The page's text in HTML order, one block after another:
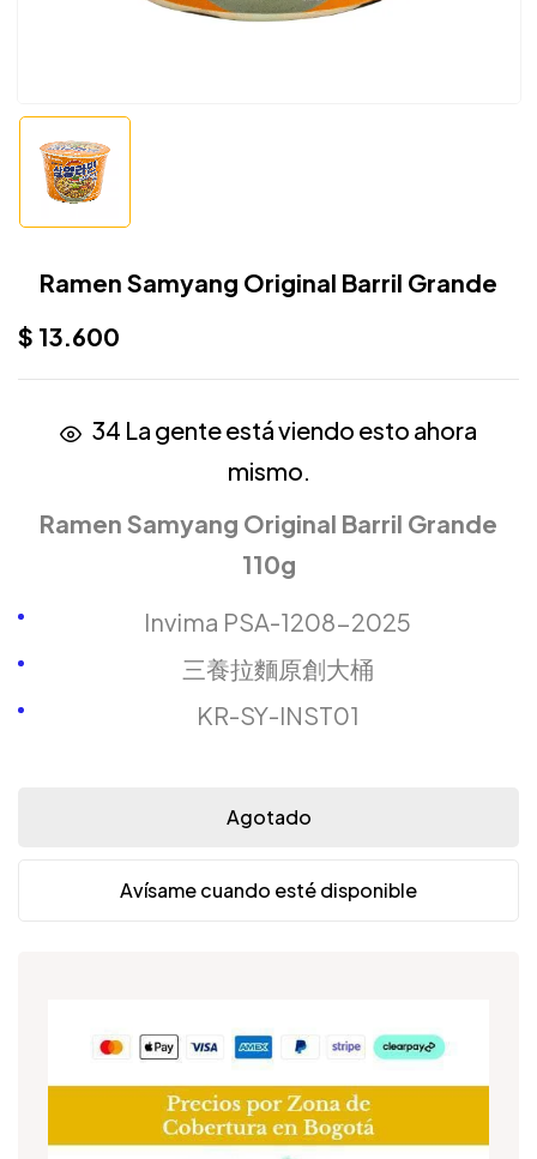
Ramen Samyang Original Barril Grande
$ 13.600
34 La gente está viendo esto ahora
mismo.
Ramen Samyang Original Barril Grande
110g
Invima PSA-1208-2025
三養拉麵原創大桶
KR-SY-INST01
Agotado
Avísame cuando esté disponible